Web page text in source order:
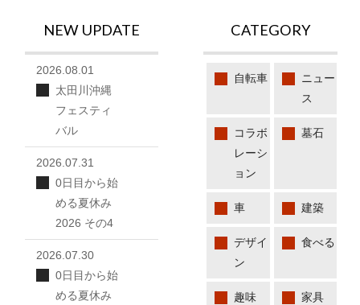
CATEGORY
自転車
ニュー
ス
コラボ
レーシ
ョン
墓石
車 建築
デザイ
ン
食べる
趣味 家具
NEW UPDATE
2026.08.01
太田川沖縄
フェスティ
バル
2026.07.31
0日目から始
める夏休み
2026 その4
2026.07.30
0日目から始
める夏休み